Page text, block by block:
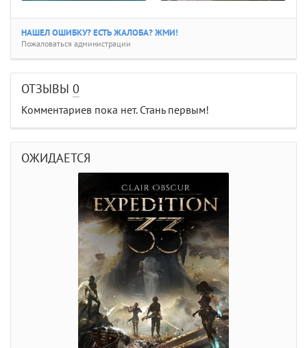
НАШЕЛ ОШИБКУ? ЕСТЬ ЖАЛОБА? ЖМИ!
Пожаловаться администрации
ОТЗЫВЫ 0
Комментариев пока нет. Стань первым!
ОЖИДАЕТСЯ